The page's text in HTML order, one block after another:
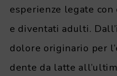
esperienze legate con
e diventati adulti.
dolore originario per
dente da latte